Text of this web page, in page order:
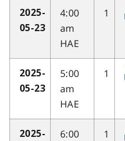
2025-
05-23
4:00
am
HAE
1
2025-
05-23
5:00
am
HAE
1
2025-
6:00
1